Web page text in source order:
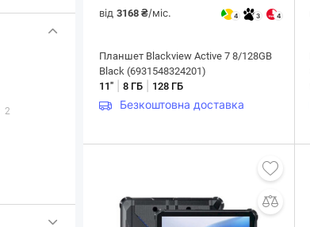
2
від 3168 ₴/міс. 4 3 4
Планшет Blackview Active 7 8/128GB
Black (6931548324201)
11"
8 ГБ 128 ГБ
Безкоштовна доставка